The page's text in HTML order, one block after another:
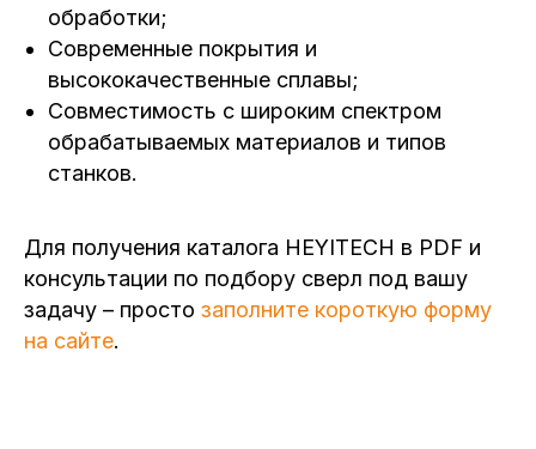
обработки;
Современные покрытия и
высококачественные сплавы;
Совместимость с широким спектром
обрабатываемых материалов и типов
станков.
Для получения каталога HEYITECH в PDF и
консультации по подбору сверл под вашу
задачу – просто заполните короткую форму
на сайте.